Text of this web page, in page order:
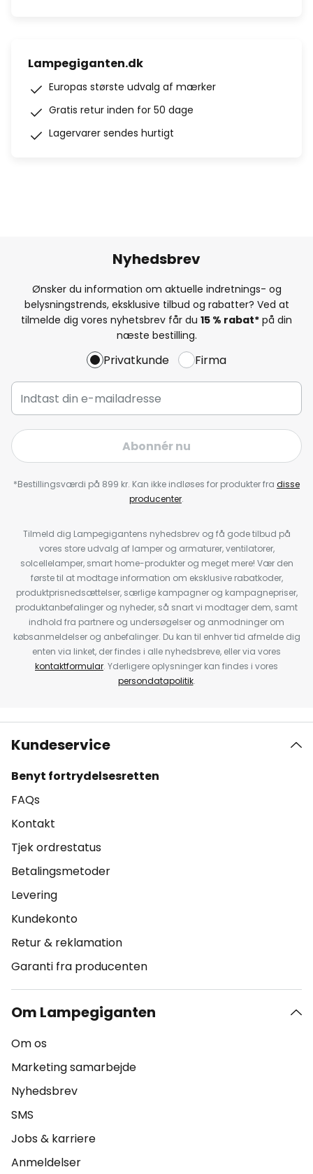
Lampegiganten.dk
Europas største udvalg af mærker
Gratis retur inden for 50 dage
Lagervarer sendes hurtigt
Nyhedsbrev
Ønsker du information om aktuelle indretnings- og
belysningstrends, eksklusive tilbud og rabatter? Ved at
tilmelde dig vores nyhetsbrev får du 15 % rabat* på din
næste bestilling.
Privatkunde Firma
Abonnér nu
*Bestillingsværdi på 899 kr. Kan ikke indløses for produkter fra disse
producenter.
Tilmeld dig Lampegigantens nyhedsbrev og få gode tilbud på
vores store udvalg af lamper og armaturer, ventilatorer,
solcellelamper, smart home-produkter og meget mere! Vær den
første til at modtage information om eksklusive rabatkoder,
produktprisnedsættelser, særlige kampagner og kampagnepriser,
produktanbefalinger og nyheder, så snart vi modtager dem, samt
indhold fra partnere og undersøgelser og anmodninger om
købsanmeldelser og anbefalinger. Du kan til enhver tid afmelde dig
enten via linket, der findes i alle nyhedsbreve, eller via vores
kontaktformular. Yderligere oplysninger kan findes i vores
persondatapolitik.
Kundeservice
Benyt fortrydelsesretten
FAQs
Kontakt
Tjek ordrestatus
Betalingsmetoder
Levering
Kundekonto
Retur & reklamation
Garanti fra producenten
Om Lampegiganten
Om os
Marketing samarbejde
Nyhedsbrev
SMS
Jobs & karriere
Anmeldelser